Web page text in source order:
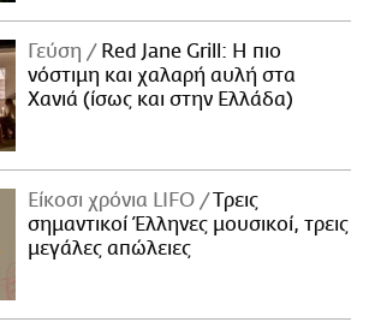
Γεύση
Red Jane Grill: Η πιο
νόστιμη και χαλαρή αυλή στα
Χανιά (ίσως και στην Ελλάδα)
Είκοσι χρόνια LIFO
Tρεις
σημαντικοί Έλληνες μουσικοί, τρεις
μεγάλες απώλειες